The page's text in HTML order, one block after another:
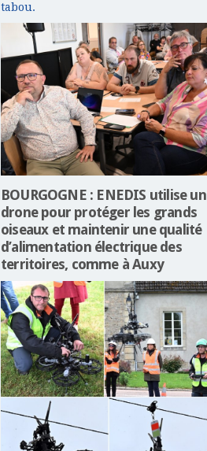
tabou.
BOURGOGNE : ENEDIS utilise un
drone pour protéger les grands
oiseaux et maintenir une qualité
d’alimentation électrique des
territoires, comme à Auxy